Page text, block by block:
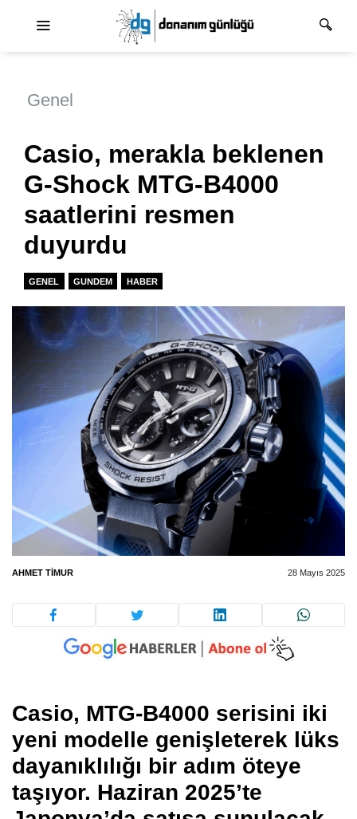
Genel
Casio, merakla beklenen
G-Shock MTG-B4000
saatlerini resmen
duyurdu
GENEL GUNDEM HABER
AHMET TIMUR 28 Mayıs 2025
Casio, MTG-B4000 serisini iki
yeni modelle genişleterek lüks
dayanıklılığı bir adım öteye
taşıyor. Haziran 2025’te